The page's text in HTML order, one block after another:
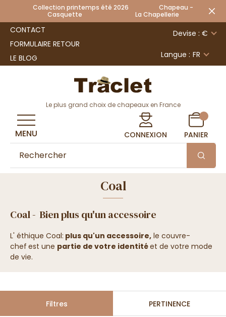
Collection printemps été 2026 Chapeau -
Casquette La Chapellerie
CONTACT
FORMULAIRE RETOUR
LE BLOG
Devise : €
Langue : FR
Le plus grand choix de chapeaux en France
CONNEXION PANIER
MENU
Coal
Coal - Bien plus qu'un accessoire
L' éthique Coal: plus qu'un accessoire, le couvre-
chef est une partie de votre identitéet de votre mode
de vie.
Filtres PERTINENCE